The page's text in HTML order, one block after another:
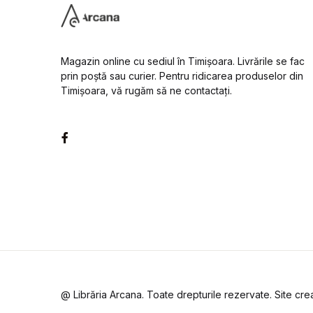
Magazin online cu sediul în Timișoara. Livrările se fac
prin poștă sau curier. Pentru ridicarea produselor din
Timișoara, vă rugăm să ne contactați.
@ Librăria Arcana. Toate drepturile rezervate. Site